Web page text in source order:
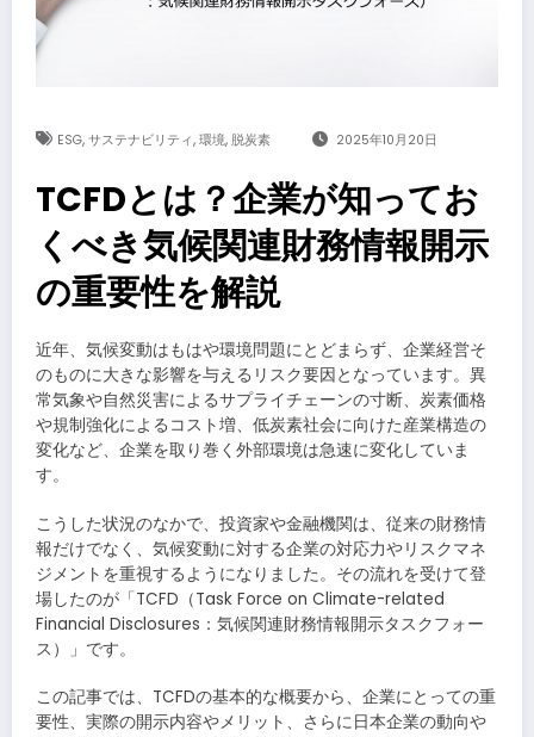
ESG, サステナビリティ, 環境, 脱炭素 2025年10月20日
TCFDとは？企業が知ってお
くべき気候関連財務情報開示
の重要性を解説
近年、気候変動はもはや環境問題にとどまらず、企業経営そ
のものに大きな影響を与えるリスク要因となっています。異
常気象や自然災害によるサプライチェーンの寸断、炭素価格
や規制強化によるコスト増、低炭素社会に向けた産業構造の
変化など、企業を取り巻く外部環境は急速に変化していま
す。
こうした状況のなかで、投資家や金融機関は、従来の財務情
報だけでなく、気候変動に対する企業の対応力やリスクマネ
ジメントを重視するようになりました。その流れを受けて登
場したのが「TCFD（Task Force on Climate-related
Financial Disclosures：気候関連財務情報開示タスクフォー
ス）」です。
この記事では、TCFDの基本的な概要から、企業にとっての重
要性、実際の開示内容やメリット、さらに日本企業の動向や